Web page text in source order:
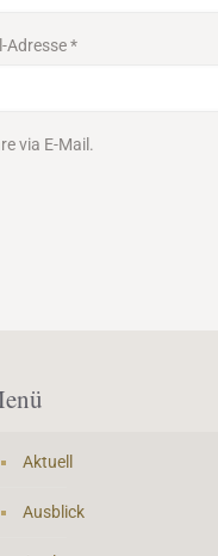
Adresse*
via E-Mail.
Aktuell
Ausblick